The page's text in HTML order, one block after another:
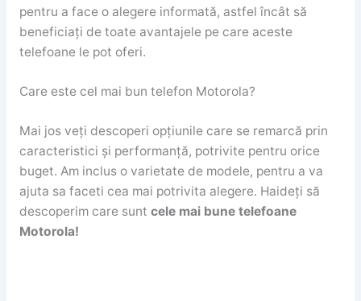
pentru a face o alegere informată, astfel încât să
beneficiați de toate avantajele pe care aceste
telefoane le pot oferi.
Care este cel mai bun telefon Motorola?
Mai jos veți descoperi opțiunile care se remarcă prin
caracteristici și performanță, potrivite pentru orice
buget. Am inclus o varietate de modele, pentru a va
ajuta sa faceti cea mai potrivita alegere. Haideți să
descoperim care sunt cele mai bune telefoane
Motorola!